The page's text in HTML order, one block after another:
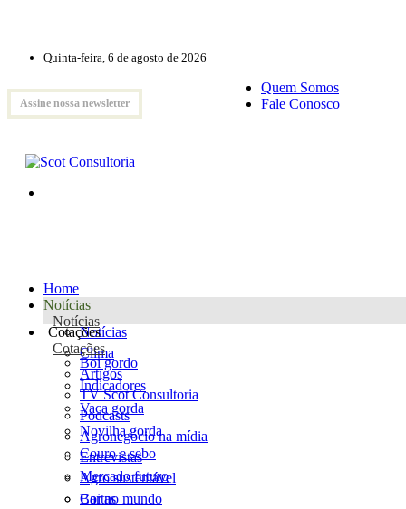
Quinta-feira, 6 de agosto de 2026
Assine nossa newsletter
Quem Somos
Fale Conosco
Home
Notícias
Notícias
Notícias
Clima
Artigos
TV Scot Consultoria
Podcasts
Agronegócio na mídia
Entrevistas
Agro sustentável
Cartas
Cotações
Cotações
Boi gordo
Indicadores
Vaca gorda
Novilha gorda
Couro e sebo
Mercado futuro
Boi no mundo